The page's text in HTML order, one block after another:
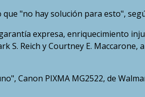
"no hay solución para esto",
expresa, enriquecimiento
S. Reich y Courtney E. Maccarone,
Canon PIXMA MG2522, de